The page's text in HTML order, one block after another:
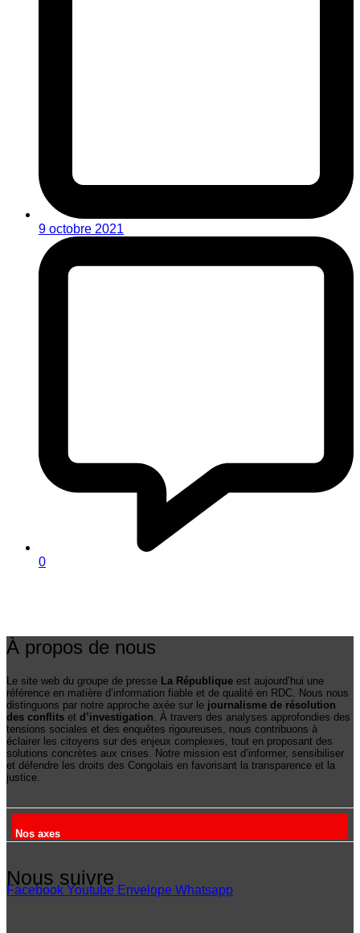
9 octobre 2021
0
À propos de nous
Le site web du groupe de presse La République est aujourd’hui une
référence en matière d’information fiable et de qualité en RDC. Nous nous
distinguons par notre approche axée sur le journalisme de résolution
des conflits et d’investigation . À travers des analyses approfondies des
tensions sociales et des enquêtes rigoureuses, nous contribuons à
éclairer les citoyens sur des enjeux complexes, tout en proposant des
solutions concrètes aux crises. Notre mission est d’informer, sensibiliser
et défendre les droits des Congolais en favorisant la transparence et la
justice.
Nos axes
Nous suivre
Facebook Youtube Envelope Whatsapp